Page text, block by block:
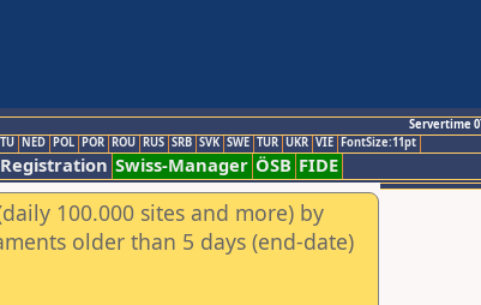
Servertime
NED POL POR ROU RUS SRB SVK SWE TUR UKR VIE FontSize:11pt
Swiss-Manager ÖSB FIDE
100.000 sites and more) by
older than 5 days (end-date)